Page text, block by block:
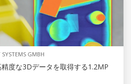
GMBH
度な3Dデータを取得する1.2MP